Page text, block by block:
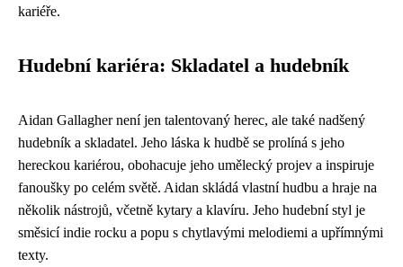
kariéře.
Hudební kariéra: Skladatel a hudebník
Aidan Gallagher není jen talentovaný herec, ale také nadšený
hudebník a skladatel. Jeho láska k hudbě se prolíná s jeho
hereckou kariérou, obohacuje jeho umělecký projev a inspiruje
fanoušky po celém světě. Aidan skládá vlastní hudbu a hraje na
několik nástrojů, včetně kytary a klavíru. Jeho hudební styl je
směsicí indie rocku a popu s chytlavými melodiemi a upřímnými
texty.